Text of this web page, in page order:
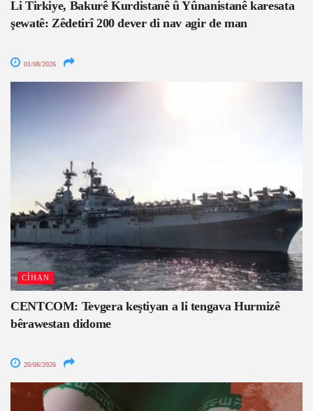
Li Tirkiye, Bakurê Kurdistanê û Yûnanistanê karesata
şewatê: Zêdetirî 200 dever di nav agir de man
01/08/2026
CÎHAN
CENTCOM: Tevgera keştiyan a li tengava Hurmizê
bêrawestan didome
20/06/2026